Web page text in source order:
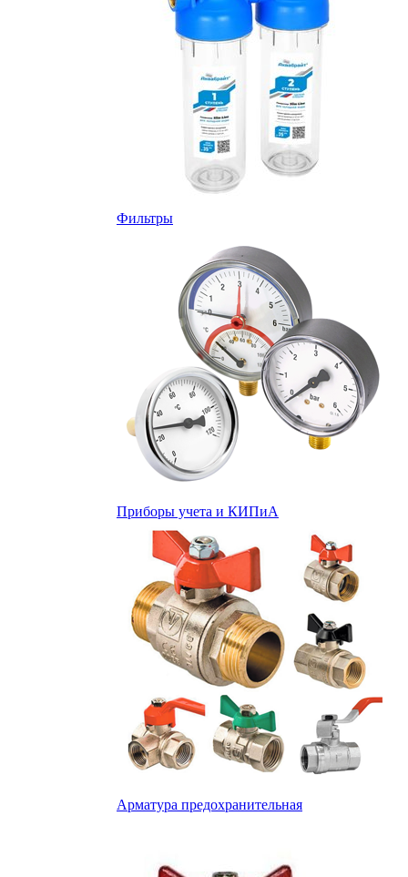
Фильтры
Приборы учета и КИПиА
Арматура предохранительная